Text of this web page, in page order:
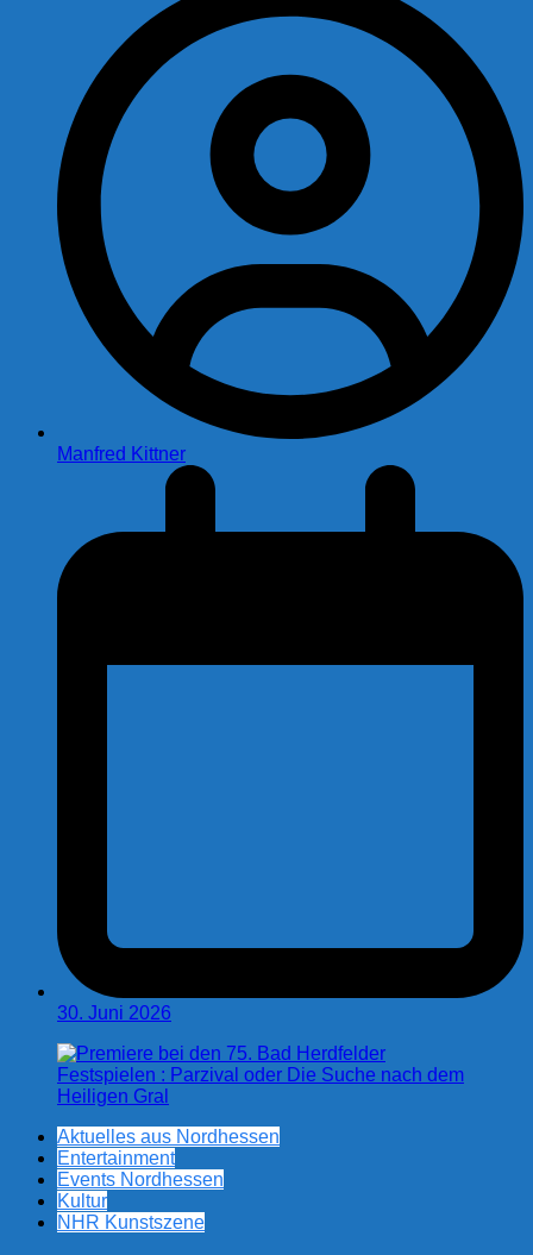
Manfred Kittner
30. Juni 2026
Aktuelles aus Nordhessen
Entertainment
Events Nordhessen
Kultur
NHR Kunstszene